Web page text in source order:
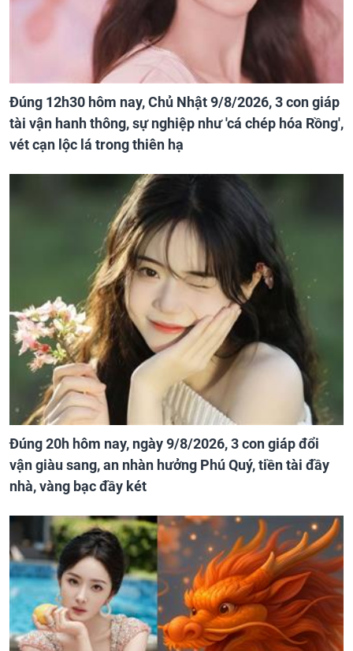
Đúng 12h30 hôm nay, Chủ Nhật 9/8/2026, 3 con giáp
tài vận hanh thông, sự nghiệp như 'cá chép hóa Rồng',
vét cạn lộc lá trong thiên hạ
Đúng 20h hôm nay, ngày 9/8/2026, 3 con giáp đổi
vận giàu sang, an nhàn hưởng Phú Quý, tiền tài đầy
nhà, vàng bạc đầy két